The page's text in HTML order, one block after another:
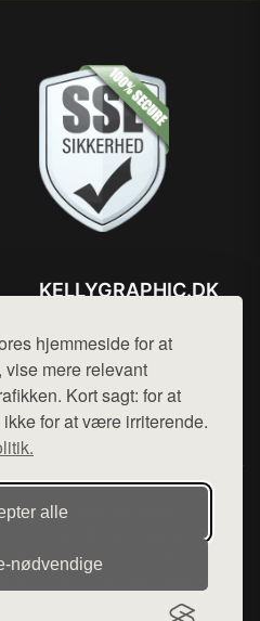
hjemmeside for at
mere relevant
Kort sagt: for at
for at være irriterende.
alle
KELLYGRAPHIC.DK
Mail: hej@want.dk
Cookie- og privatlivspolitik
der udgiver en række
af forskellige produkter fra
ikke varer fra denne side - vi